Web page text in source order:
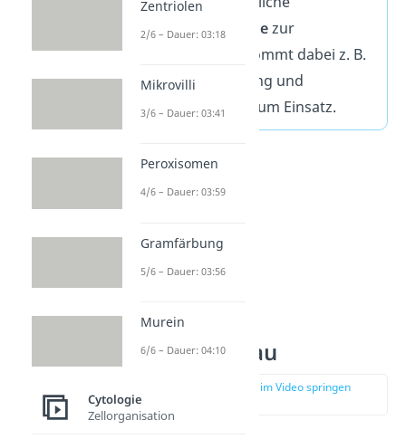
VorgängeEnergiezur
Verfügung. Es kommt dabei z. B.
bei der Zellatmung und
Photosynthese zum Einsatz.
ATP — Aufbau
zur Stelle im Video springen
Zentriolen
2/6 – Dauer: 03:18
Mikrovilli
3/6 – Dauer: 03:41
Peroxisomen
4/6 – Dauer: 03:59
Gramfärbung
5/6 – Dauer: 03:56
Murein
6/6 – Dauer: 04:10
Cytologie
Zellorganisation